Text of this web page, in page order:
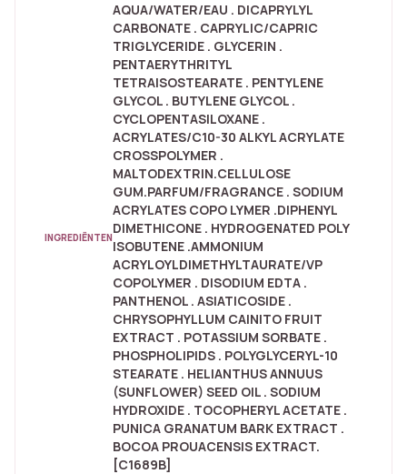
INGREDIËNTEN
AQUA/WATER/EAU . DICAPRYLYL
CARBONATE . CAPRYLIC/CAPRIC
TRIGLYCERIDE . GLYCERIN .
PENTAERYTHRITYL
TETRAISOSTEARATE . PENTYLENE
GLYCOL . BUTYLENE GLYCOL .
CYCLOPENTASILOXANE .
ACRYLATES/C10-30 ALKYL ACRYLATE
CROSSPOLYMER .
MALTODEXTRIN.CELLULOSE
GUM.PARFUM/FRAGRANCE . SODIUM
ACRYLATES COPO LYMER .DIPHENYL
DIMETHICONE . HYDROGENATED POLY
ISOBUTENE .AMMONIUM
ACRYLOYLDIMETHYLTAURATE/VP
COPOLYMER . DISODIUM EDTA .
PANTHENOL . ASIATICOSIDE .
CHRYSOPHYLLUM CAINITO FRUIT
EXTRACT . POTASSIUM SORBATE .
PHOSPHOLIPIDS . POLYGLYCERYL-10
STEARATE . HELIANTHUS ANNUUS
(SUNFLOWER) SEED OIL . SODIUM
HYDROXIDE . TOCOPHERYL ACETATE .
PUNICA GRANATUM BARK EXTRACT .
BOCOA PROUACENSIS EXTRACT.
[C1689B]